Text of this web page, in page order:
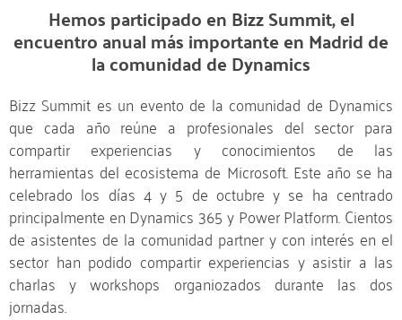
Hemos participado en Bizz Summit, el
encuentro anual más importante en Madrid de
la comunidad de Dynamics
Bizz Summit es un evento de la comunidad de Dynamics
que cada año reúne a profesionales del sector para
compartir experiencias y conocimientos de las
herramientas del ecosistema de Microsoft. Este año se ha
celebrado los días 4 y 5 de octubre y se ha centrado
principalmente en Dynamics 365 y Power Platform. Cientos
de asistentes de la comunidad partner y con interés en el
sector han podido compartir experiencias y asistir a las
charlas y workshops organiozados durante las dos
jornadas.